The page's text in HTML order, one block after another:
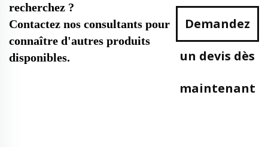
recherchez ?
Contactez nos consultants pour
connaître d'autres produits
disponibles.
Demandez
un devis dès
maintenant